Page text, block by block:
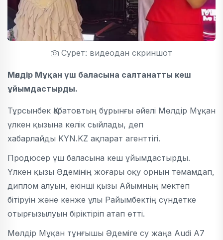
Сурет: видеодан скриншот
Мөлдір Мұқан үш баласына салтанатты кеш
ұйымдастырды.
Тұрсынбек Қабатовтың бұрынғы әйелі Мөлдір Мұқан
үлкен қызына көлік сыйлады, деп
хабарлайды KYN.KZ ақпарат агенттігі.
Продюсер үш баласына кеш ұйымдастырды.
Үлкен қызы Әдемінің жоғары оқу орнын тәмамдап,
диплом алуын, екінші қызы Айымның мектеп
бітіруін және кенже ұлы Райымбектің сүндетке
отырғызылуын біріктіріп атап өтті.
Мөлдір Мұқан тұнғышы Әдеміге су жаңа Audi A7